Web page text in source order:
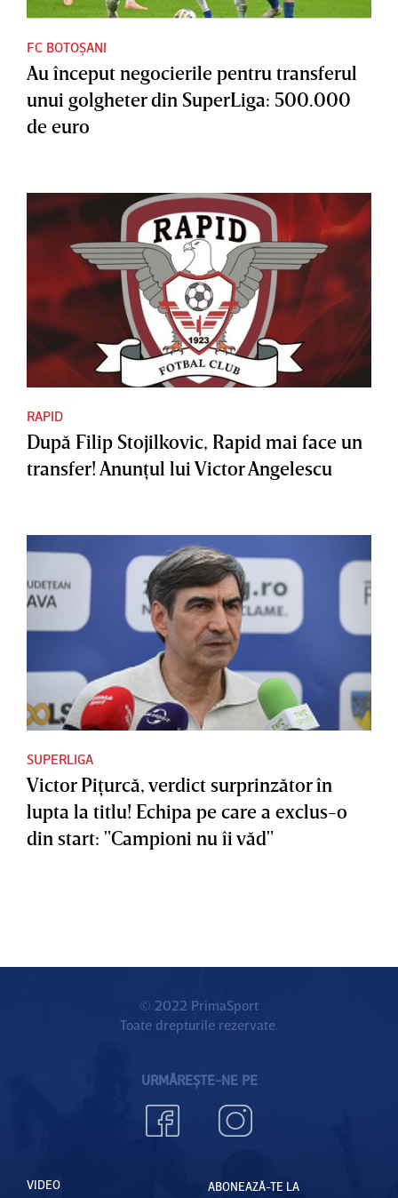
FC BOTOȘANI
Au început negocierile pentru transferul
unui golgheter din SuperLiga: 500.000
de euro
RAPID
După Filip Stojilkovic, Rapid mai face un
transfer! Anunţul lui Victor Angelescu
SUPERLIGA
Victor Piţurcă, verdict surprinzător în
lupta la titlu! Echipa pe care a exclus-o
din start: "Campioni nu îi văd"
© 2022 PrimaSport
Toate drepturile rezervate.
URMĂREȘTE-NE PE
VIDEO
ABONEAZĂ-TE LA